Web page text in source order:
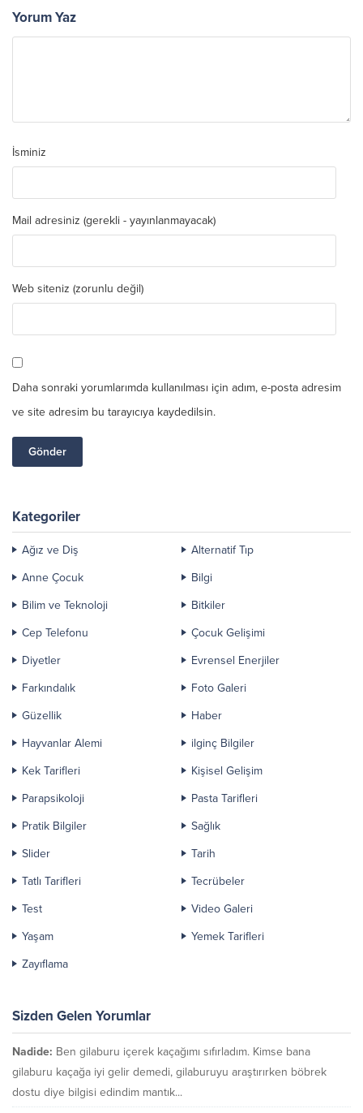
Yorum Yaz
İsminiz
Mail adresiniz (gerekli - yayınlanmayacak)
Web siteniz (zorunlu değil)
Daha sonraki yorumlarımda kullanılması için adım, e-posta adresim
ve site adresim bu tarayıcıya kaydedilsin.
Kategoriler
Ağız ve Diş
Alternatif Tıp
Anne Çocuk
Bilgi
Bilim ve Teknoloji
Bitkiler
Cep Telefonu
Çocuk Gelişimi
Diyetler
Evrensel Enerjiler
Farkındalık
Foto Galeri
Güzellik
Haber
Hayvanlar Alemi
ilginç Bilgiler
Kek Tarifleri
Kişisel Gelişim
Parapsikoloji
Pasta Tarifleri
Pratik Bilgiler
Sağlık
Slider
Tarih
Tatlı Tarifleri
Tecrübeler
Test
Video Galeri
Yaşam
Yemek Tarifleri
Zayıflama
Sizden Gelen Yorumlar
Nadide: Ben gilaburu içerek kaçağımı sıfırladım. Kimse bana
gilaburu kaçağa iyi gelir demedi, gilaburuyu araştırırken böbrek
dostu diye bilgisi edindim mantık...